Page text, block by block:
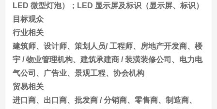
LED 微型灯泡）；LED 显示屏及标识（显示屏、标识）
目标观众
行业相关
建筑师、设计师、策划人员/ 工程师、房地产开发商、楼
宇 / 物业管理机构、建筑承建商 / 装潢装修公司、电力电
气公司、广告业、景观工程、协会机构
贸易相关
进口商、出口商、批发商 / 分销商、零售商、制造商、